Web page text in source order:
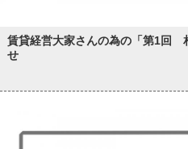
賃貸経営大家さんの為の「第1回
せ